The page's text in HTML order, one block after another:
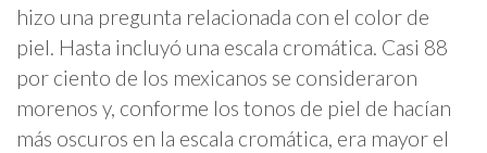
hizo una pregunta relacionada con el color de
piel. Hasta incluyó una escala cromática. Casi 88
por ciento de los mexicanos se consideraron
morenos y, conforme los tonos de piel de hacían
más oscuros en la escala cromática, era mayor el